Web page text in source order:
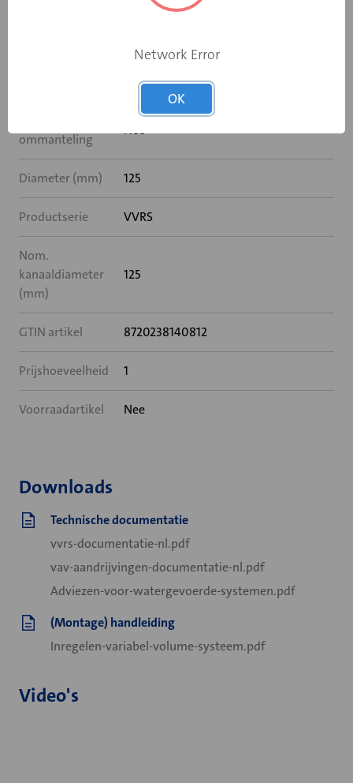
ommanteling
Nee
Diameter (mm) 125
Productserie VVRS
Nom.
kanaaldiameter
(mm)
125
GTIN artikel 8720238140812
Prijshoeveelheid 1
Voorraadartikel Nee
Downloads
Technische documentatie
vvrs-documentatie-nl.pdf
vav-aandrijvingen-documentatie-nl.pdf
Adviezen-voor-watergevoerde-systemen.pdf
(Montage) handleiding
Inregelen-variabel-volume-systeem.pdf
Video's
Network Error
OK